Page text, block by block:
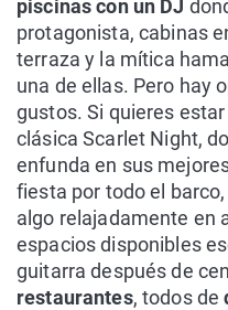
piscinas con un DJ
protagonista, cabinas
terraza y la mítica
una de ellas. Pero hay
gustos. Si quieres
clásica Scarlet Night,
enfunda en sus
fiesta por todo el
algo relajadamente en
espacios disponibles
guitarra después de
restaurantes, todos de